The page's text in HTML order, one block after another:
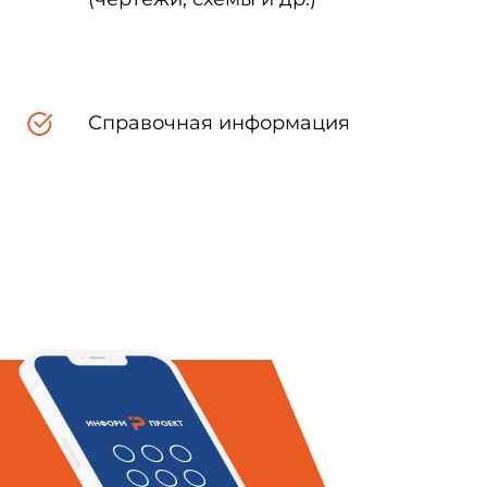
ноября 2021 г. N 1658-ст
стандарта
Справочная информация